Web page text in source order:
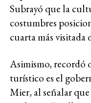
Subrayó que la
costumbres
cuarta más visitada
Asimismo, recordó
turístico es el
Mier, al señalar